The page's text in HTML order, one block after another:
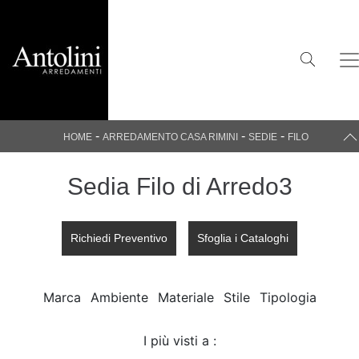
HOME- ARREDAMENTO CASA RIMINI - SEDIE - FILO
Sedia Filo di Arredo3
Richiedi Preventivo Sfoglia i Cataloghi
Marca Ambiente Materiale Stile Tipologia
I più visti a :